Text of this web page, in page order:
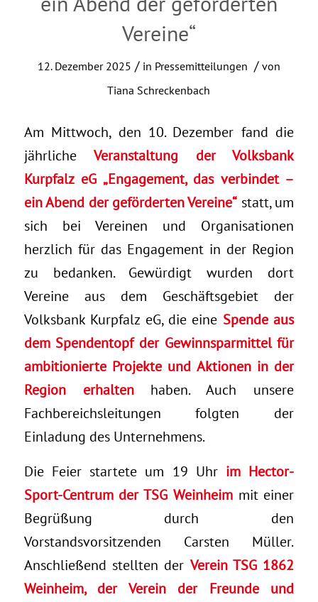
Vereine“
12. Dezember 2025 / in Pressemitteilungen / von
Tiana Schreckenbach
Am Mittwoch, den 10. Dezember fand die
jährlicheVeranstaltung der Volksbank
Kurpfalz eG „Engagement, das verbindet –
ein Abend der geförderten Vereine“ statt, um
sich bei Vereinen und Organisationen
herzlich für das Engagement in der Region
zu bedanken. Gewürdigt wurden dort
Vereine aus dem Geschäftsgebiet der
Volksbank Kurpfalz eG, die eine Spende aus
dem Spendentopf der Gewinnsparmittel für
ambitionierte Projekte und Aktionen in der
Region erhaltenhaben. Auch unsere
Fachbereichsleitungen folgten der
Einladung des Unternehmens.
Die Feier startete um 19 Uhr im Hector-
Sport-Centrum der TSG Weinheimmit einer
Begrüßung durch den
Vorstandsvorsitzenden Carsten Müller.
Anschließend stellten der Verein TSG 1862
Weinheim, der Verein der Freunde und